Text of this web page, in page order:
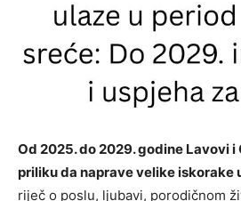
Od 2025. do 2029. godine Lavovi
priliku da naprave velike iskorake
riječ o poslu, ljubavi, porodičnom